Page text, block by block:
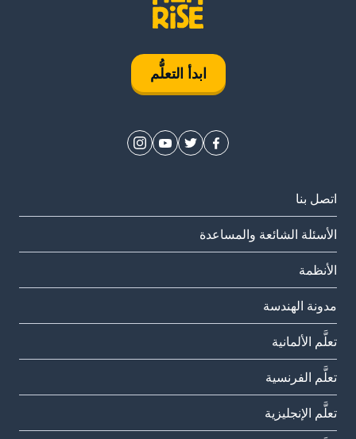
ابدأ التعلُّم
اتصل بنا
الأسئلة الشائعة والمساعدة
الأنظمة
مدونة الهندسة
تعلَّم الألمانية
تعلَّم الفرنسية
تعلَّم الإنجليزية